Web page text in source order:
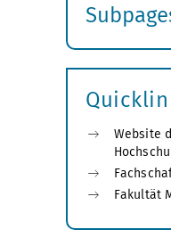
Website
Fakultät